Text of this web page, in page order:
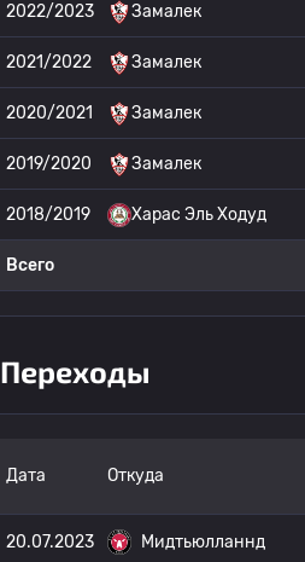
2022/2023 Замалек
2021/2022 Замалек
2020/2021 Замалек
2019/2020 Замалек
2018/2019 Харас Эль Ходуд
Всего
Переходы
Дата Откуда
20.07.2023 Мидтьюлланнд